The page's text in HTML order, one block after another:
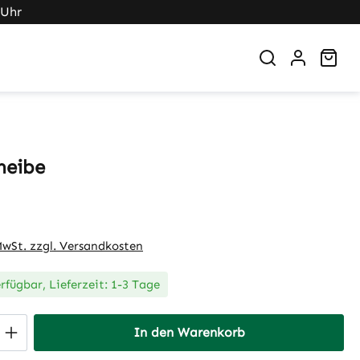
zzgl. Versandkosten
Lieferzeit: 1-3 Tage
Anzahl: Gib den gewünschten Wert
In den Warenkorb